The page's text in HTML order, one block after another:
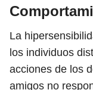
La
los individuos
acciones de los
amigos no